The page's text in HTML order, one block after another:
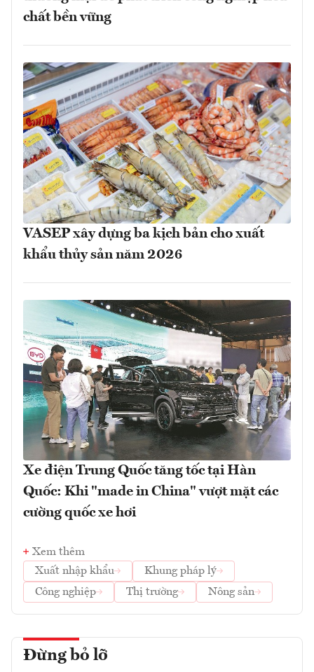
chất bền vững
VASEP xây dựng ba kịch bản cho xuất
khẩu thủy sản năm 2026
Xe điện Trung Quốc tăng tốc tại Hàn
Quốc: Khi "made in China" vượt mặt các
cường quốc xe hơi
Xem thêm
Xuất nhập khẩu
Khung pháp lý
Công nghiệp
Thị trường Nông sản
Đừng bỏ lỡ